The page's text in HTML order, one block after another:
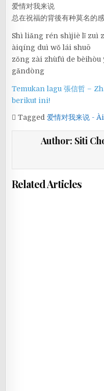
爱情对我来说
总在祝福的背後有种莫名的
Shì liǎng rén shìjiè lǐ zuì
àiqíng duì wǒ lái shuō
zǒng zài zhùfú de
gǎndòng
Temukan lagu 張信哲 –
berikut ini!
Tagged爱情对我来说 -
Author: Siti
Related Articles